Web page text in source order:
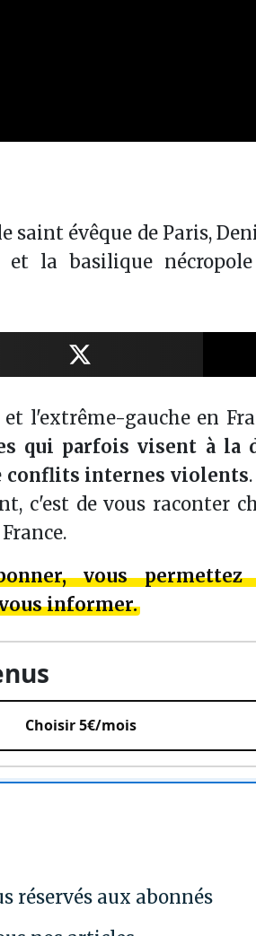
saint évêque de Paris,
la basilique
Partager sur X
l'extrême-gauche en
qui parfois visent à la
conflits internes violents
c'est de vous raconter
vous
informer.
Choisir 5€/mois
réservés aux abonnés